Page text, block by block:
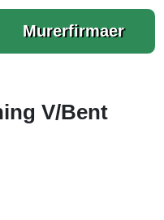
Murerfirmaer
V/Bent